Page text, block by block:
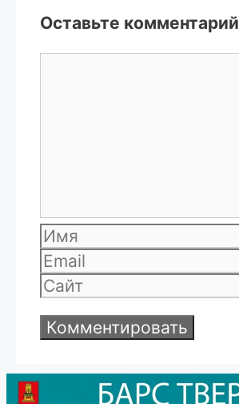
Оставьте комментарий
Имя
Email
Сайт